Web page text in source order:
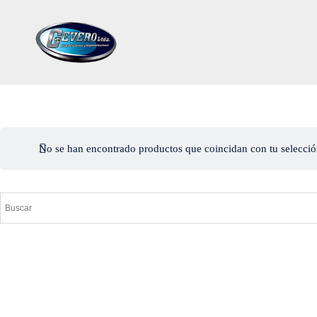
contenido
No se han encontrado productos que coincidan con tu